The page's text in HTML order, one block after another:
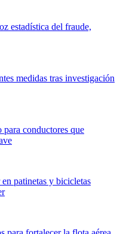
estadística del fraude,
medidas tras investigación
conductores que
patinetas y bicicletas